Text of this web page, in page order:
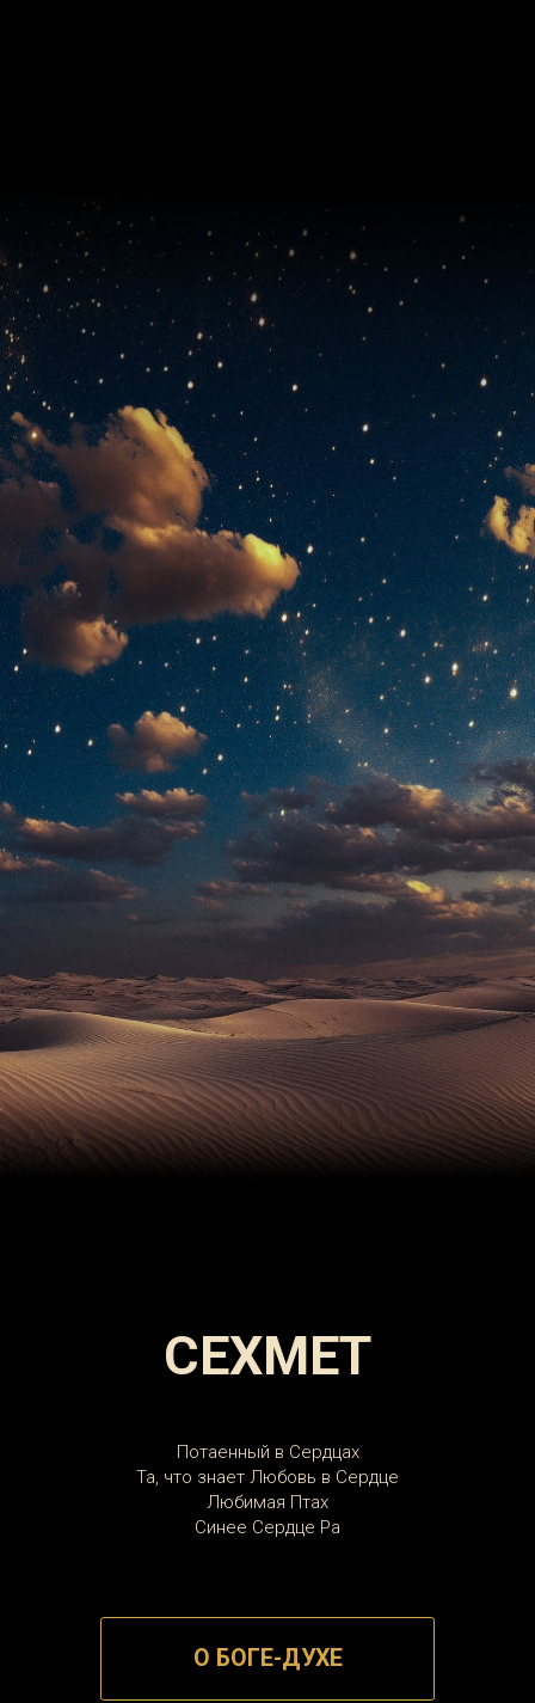
СЕХМЕТ
Потаенный в Сердцах
Та, что знает Любовь в Сердце
Любимая Птах
Синее Сердце Ра
О БОГЕ-ДУХЕ
АЛТАРЬ БОГА-ДУХА